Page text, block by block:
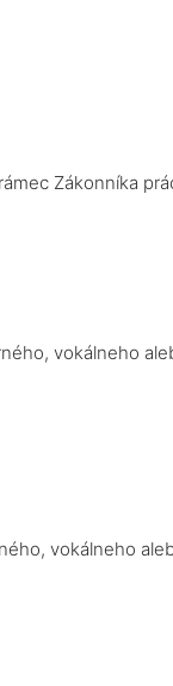
Zákonníka
vokálneho
vokálneho